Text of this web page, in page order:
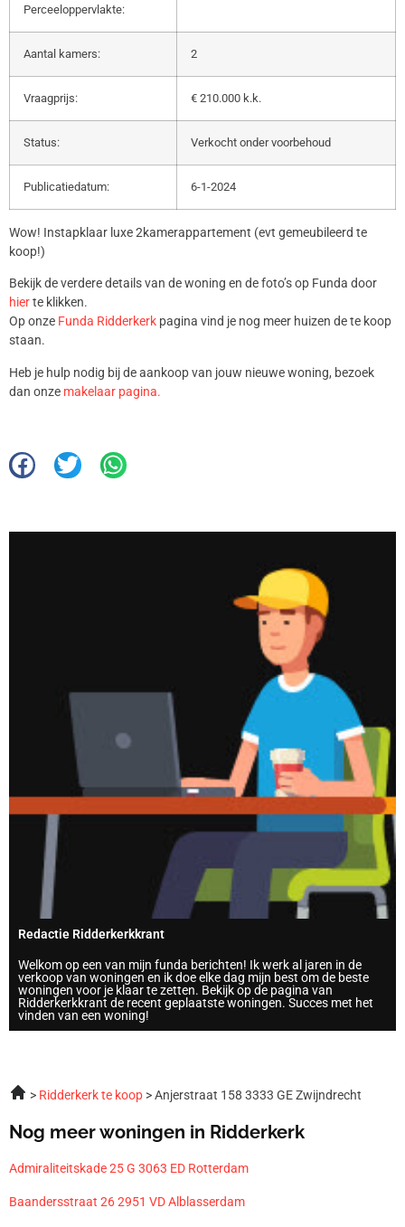
Perceeloppervlakte:
Aantal kamers: 2
Vraagprijs: € 210.000 k.k.
Status: Verkocht onder voorbehoud
Publicatiedatum: 6-1-2024
Wow! Instapklaar luxe 2kamerappartement (evt gemeubileerd te
koop!)
Bekijk de verdere details van de woning en de foto’s op Funda door
hierte klikken.
Op onze Funda Ridderkerk pagina vind je nog meer huizen de te koop
staan.
Heb je hulp nodig bij de aankoop van jouw nieuwe woning, bezoek
dan onze makelaar pagina.
Redactie Ridderkerkkrant
Welkom op een van mijn funda berichten! Ik werk al jaren in de
verkoop van woningen en ik doe elke dag mijn best om de beste
woningen voor je klaar te zetten. Bekijk op de pagina van
Ridderkerkkrant de recent geplaatste woningen. Succes met het
vinden van een woning!
Ridderkerk te koop Anjerstraat 158 3333 GE Zwijndrecht
Nog meer woningen in Ridderkerk
Admiraliteitskade 25 G 3063 ED Rotterdam
Baandersstraat 26 2951 VD Alblasserdam